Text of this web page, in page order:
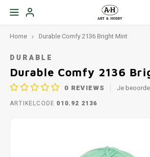
Home Durable Comfy 2136 Bright Mint
DURABLE
Durable Comfy 2136
0 REVIEWS Je
ARTIKELCODE 010.92 2136